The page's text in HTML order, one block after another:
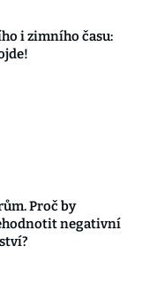
i zimního času:
Proč by
negativní